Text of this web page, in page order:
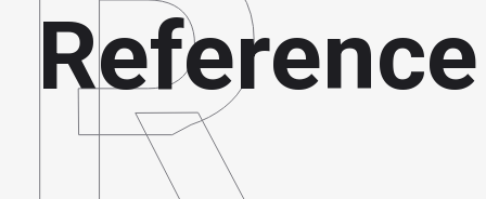
Reference